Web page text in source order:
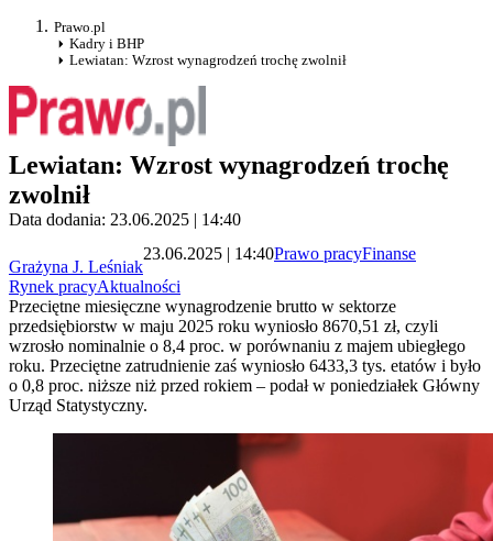
Prawo.pl
Kadry i BHP
Lewiatan: Wzrost wynagrodzeń trochę zwolnił
Lewiatan: Wzrost wynagrodzeń trochę
zwolnił
Data dodania: 23.06.2025 | 14:40
Grażyna J. Leśniak
23.06.2025 | 14:40Prawo pracyFinanse
Rynek pracyAktualności
Przeciętne miesięczne wynagrodzenie brutto w sektorze
przedsiębiorstw w maju 2025 roku wyniosło 8670,51 zł, czyli
wzrosło nominalnie o 8,4 proc. w porównaniu z majem ubiegłego
roku. Przeciętne zatrudnienie zaś wyniosło 6433,3 tys. etatów i było
o 0,8 proc. niższe niż przed rokiem – podał w poniedziałek Główny
Urząd Statystyczny.